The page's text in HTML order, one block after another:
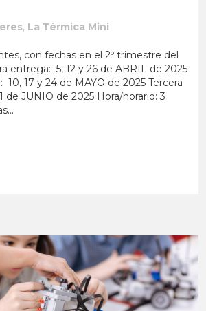
, La Térmica Mini
con fechas en el 2º trimestre del
entrega: 5, 12 y 26 de ABRIL de 2025
17 y 24 de MAYO de 2025 Tercera
de JUNIO de 2025 Hora/horario: 3